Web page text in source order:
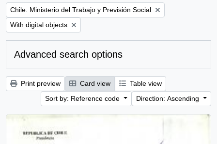
Remove filter:
Chile. Ministerio del Trabajo y Previsión Social
Remove filter:
With digital objects
Advanced search options
Print preview Card view
Table view
Sort by: Reference code
Direction: Ascending